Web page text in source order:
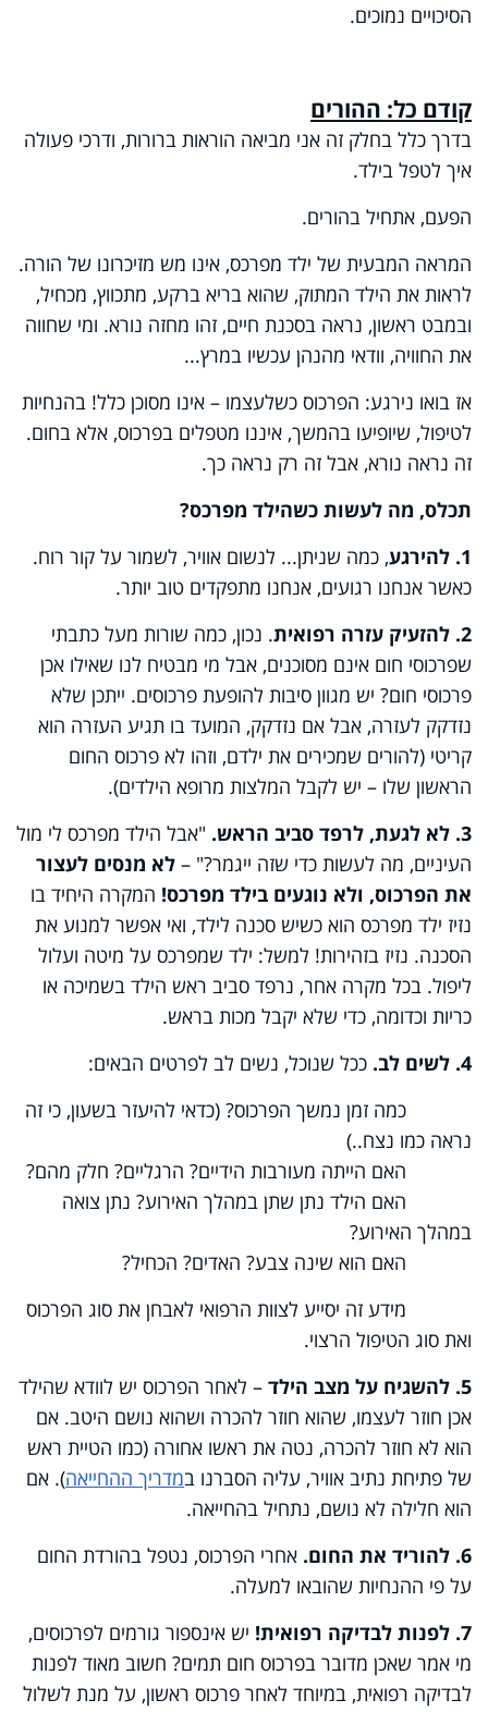
הסיכויים נמוכים.
קודם כל: ההורים
בדרך כלל בחלק זה אני מביאה הוראות ברורות, ודרכי פעולה
איך לטפל בילד.
הפעם, אתחיל בהורים.
המראה המבעית של ילד מפרכס, אינו מש מזיכרונו של הורה.
לראות את הילד המתוק, שהוא בריא ברקע, מתכווץ, מכחיל,
ובמבט ראשון, נראה בסכנת חיים, זהו מחזה נורא. ומי שחווה
את החוויה, וודאי מהנהן עכשיו במרץ...
אז בואו נירגע: הפרכוס כשלעצמו – אינו מסוכן כלל! בהנחיות
לטיפול, שיופיעו בהמשך, איננו מטפלים בפרכוס, אלא בחום.
זה נראה נורא, אבל זה רק נראה כך.
תכלס, מה לעשות כשהילד מפרכס?
1. להירגע
, כמה שניתן... לנשום אוויר, לשמור על קור רוח.
כאשר אנחנו רגועים, אנחנו מתפקדים טוב יותר.
2. להזעיק עזרה רפואית
. נכון, כמה שורות מעל כתבתי
שפרכוסי חום אינם מסוכנים, אבל מי מבטיח לנו שאילו אכן
פרכוסי חום? יש מגוון סיבות להופעת פרכוסים. ייתכן שלא
נזדקק לעזרה, אבל אם נזדקק, המועד בו תגיע העזרה הוא
קריטי (להורים שמכירים את ילדם, וזהו לא פרכוס החום
הראשון שלו – יש לקבל המלצות מרופא הילדים).
3. לא לגעת, לרפד סביב הראש.
"אבל הילד מפרכס לי מול
העיניים, מה לעשות כדי שזה ייגמר?" – לא מנסים לעצור
את הפרכוס, ולא נוגעים בילד מפרכס! המקרה היחיד בו
נזיז ילד מפרכס הוא כשיש סכנה לילד, ואי אפשר למנוע את
הסכנה. נזיז בזהירות! למשל: ילד שמפרכס על מיטה ועלול
ליפול. בכל מקרה אחר, נרפד סביב ראש הילד בשמיכה או
כריות וכדומה, כדי שלא יקבל מכות בראש.
4. לשים לב.
ככל שנוכל, נשים לב לפרטים הבאים:
כמה זמן נמשך הפרכוס? (כדאי להיעזר בשעון, כי זה
נראה כמו נצח..)
האם הייתה מעורבות הידיים? הרגליים? חלק מהם?
האם הילד נתן שתן במהלך האירוע? נתן צואה
במהלך האירוע?
האם הוא שינה צבע? האדים? הכחיל?
מידע זה יסייע לצוות הרפואי לאבחן את סוג הפרכוס
ואת סוג הטיפול הרצוי.
5. להשגיח על מצב הילד
– לאחר הפרכוס יש לוודא שהילד
אכן חוזר לעצמו, שהוא חוזר להכרה ושהוא נושם היטב. אם
הוא לא חוזר להכרה, נטה את ראשו אחורה (כמו הטיית ראש
של פתיחת נתיב אוויר, עליה הסברנו במדריך ההחייאה). אם
הוא חלילה לא נושם, נתחיל בהחייאה.
6. להוריד את החום.
אחרי הפרכוס, נטפל בהורדת החום
על פי ההנחיות שהובאו למעלה.
7. לפנות לבדיקה רפואית!
יש אינספור גורמים לפרכוסים,
מי אמר שאכן מדובר בפרכוס חום תמים? חשוב מאוד לפנות
לבדיקה רפואית, במיוחד לאחר פרכוס ראשון, על מנת לשלול